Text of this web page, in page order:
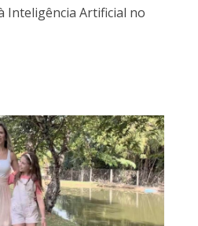
Inteligência Artificial no